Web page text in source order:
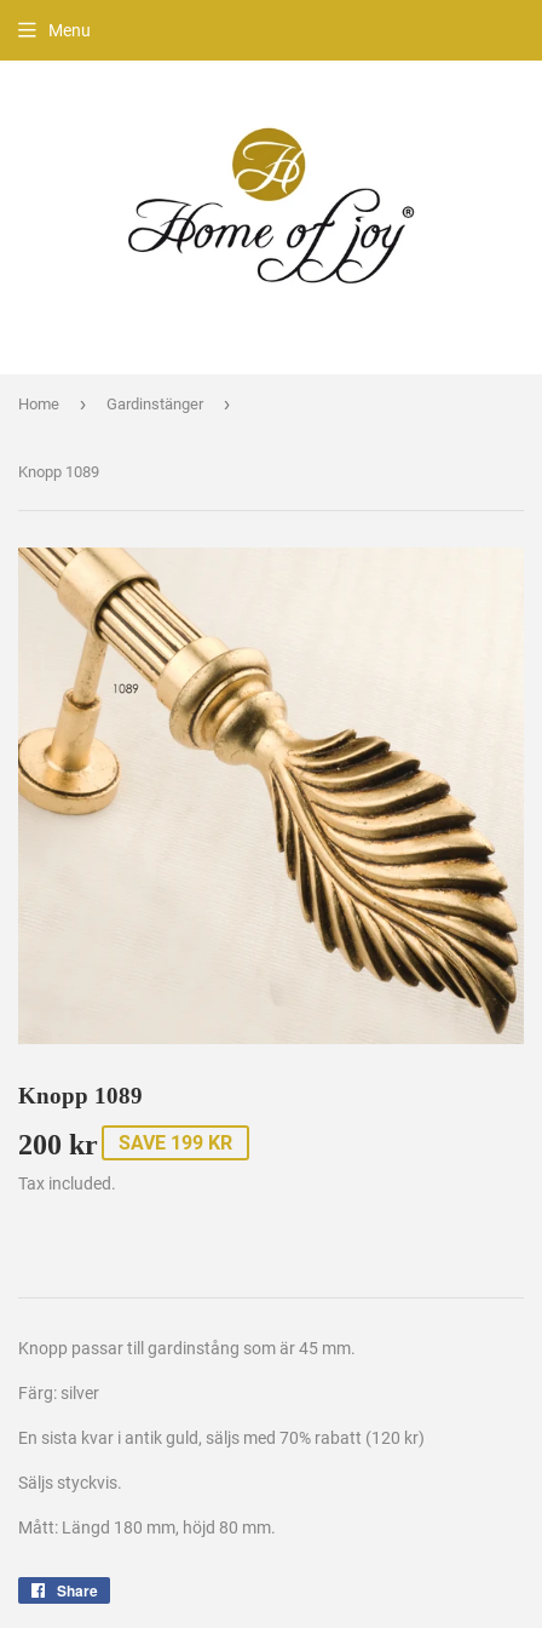
Menu
Home › Gardinstänger ›
Knopp 1089
Knopp 1089
200 kr 200
kr
SAVE 199 KR
Tax included.
Knopp passar till gardinstång som är 45 mm.
Färg: silver
En sista kvar i antik guld, säljs med 70% rabatt (120 kr)
Säljs styckvis.
Mått: Längd 180 mm, höjd 80 mm.
Share